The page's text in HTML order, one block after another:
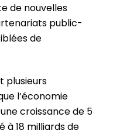
de nouvelles
public-
de
plusieurs
l’économie
croissance de 5
à 18 milliards de